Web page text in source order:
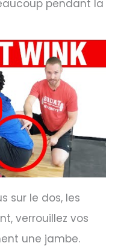
pendant la
sur le dos, les
verrouillez vos
une jambe.